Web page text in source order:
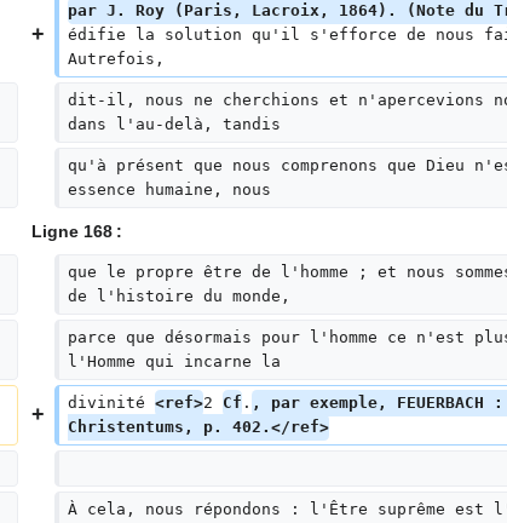
par J. Roy (Paris, Lacroix, 1864). (Note du
édifie la solution qu'il s'efforce de nous
Autrefois,
dit-il, nous ne cherchions et n'apercevions
dans l'au-delà, tandis
qu'à présent que nous comprenons que Dieu
essence humaine, nous
Ligne 168 :
que le propre être de l'homme ; et nous
de l'histoire du monde,
parce que désormais pour l'homme ce n'est
l'Homme qui incarne la
divinité <ref>2 Cf . , par exemple, FEUERBACH
Christentums, p. 402.</ref>
À cela, nous répondons : l'Être suprême est